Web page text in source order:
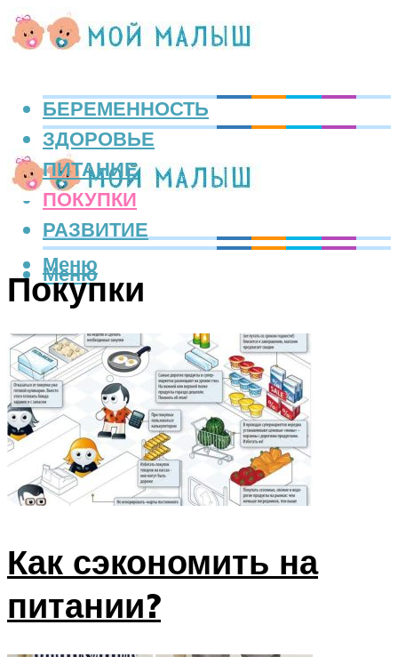
БЕРЕМЕННОСТЬ
ЗДОРОВЬЕ
ПИТАНИЕ
ПОКУПКИ
РАЗВИТИЕ
Меню
Меню
Покупки
Как сэкономить на
питании?